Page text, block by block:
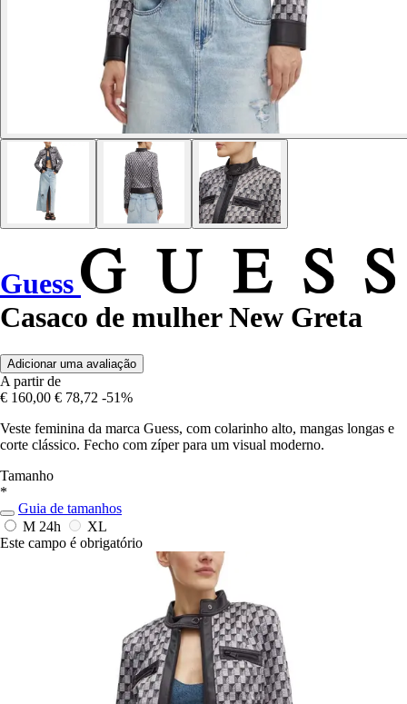
Guess
Casaco de mulher New Greta
Adicionar uma avaliação
A partir de
€ 160,00 € 78,72 -51%
Veste feminina da marca Guess, com colarinho alto, mangas longas e
corte clássico. Fecho com zíper para um visual moderno.
Tamanho
*
Guia de tamanhos
M 24h
XL
Este campo é obrigatório